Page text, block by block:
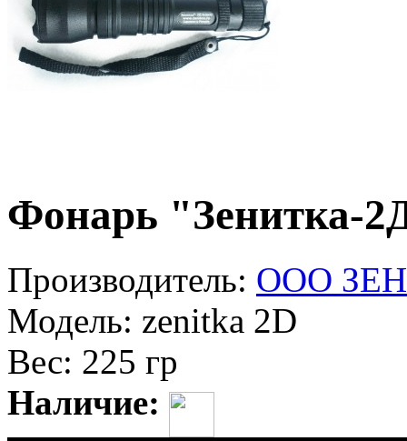
Фонарь "Зенитка-
Производитель: ООО
Модель: zenitka 2D
Вес: 225 гр
Наличие: